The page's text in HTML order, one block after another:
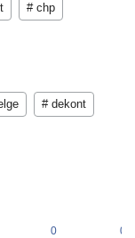
# chp
# dekont